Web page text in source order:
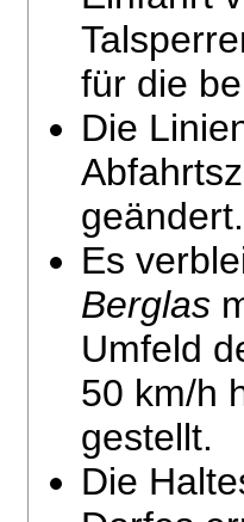
für die
Die
Es
Berglas
Umfeld
50 km/h
gestellt.
Die